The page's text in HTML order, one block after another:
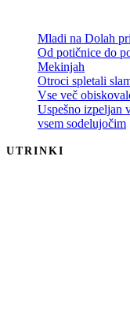
Mladi na Dolah
Od potičnice do
Mekinjah
Otroci spletali
Vse več
Uspešno
vsem sodelujočim
UTRINKI